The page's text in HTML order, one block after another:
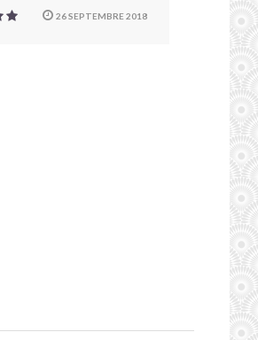
26 SEPTEMBRE 2018